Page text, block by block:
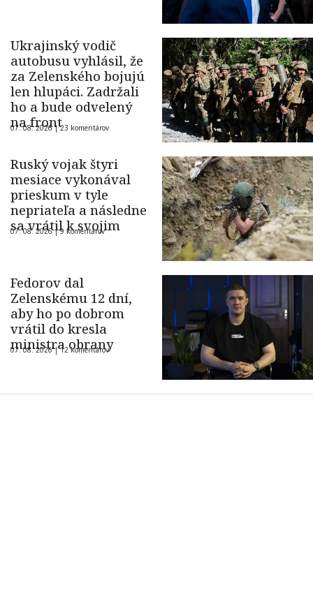
Ukrajinský vodič
autobusu vyhlásil, že
za Zelenského bojujú
len hlupáci. Zadržali
ho a bude odvelený
na front
07. 08. 2026 |23 komentárov
Ruský vojak štyri
mesiace vykonával
prieskum v tyle
nepriateľa a následne
sa vrátil k svojim
07. 08. 2026 |9 komentárov
Fedorov dal
Zelenskému 12 dní,
aby ho po dobrom
vrátil do kresla
ministra obrany
07. 08. 2026 |12 komentárov